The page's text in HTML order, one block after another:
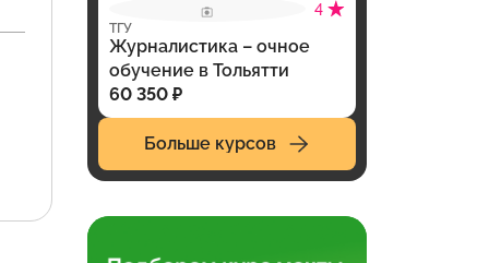
4
ТГУ
Журналистика – очное
обучение в Тольятти
60 350 ₽
Больше курсов